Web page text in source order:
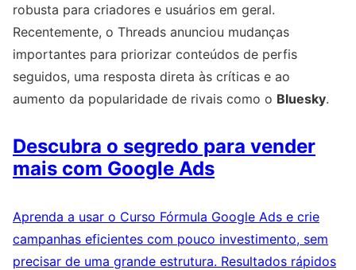
robusta para criadores e usuários em geral.
Recentemente, o Threads anunciou mudanças
importantes para priorizar conteúdos de perfis
seguidos, uma resposta direta às críticas e ao
aumento da popularidade de rivais como o Bluesky.
Descubra o segredo para vender
mais com Google Ads
Aprenda a usar o Curso Fórmula Google Ads e crie
campanhas eficientes com pouco investimento, sem
precisar de uma grande estrutura. Resultados rápidos